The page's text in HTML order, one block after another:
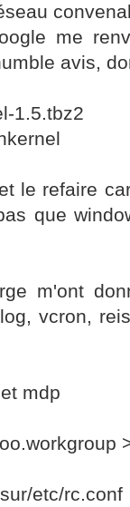
me
avis,
1.5.tbz2
le refaire
que
m'ont
vcron,
mdp
etc/